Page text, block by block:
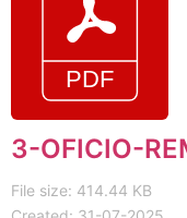
3-OFICIO-
File size: 414.44 KB